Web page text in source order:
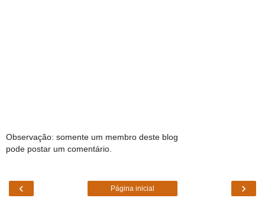
Observação: somente um membro deste blog
pode postar um comentário.
‹ ›
Página inicial